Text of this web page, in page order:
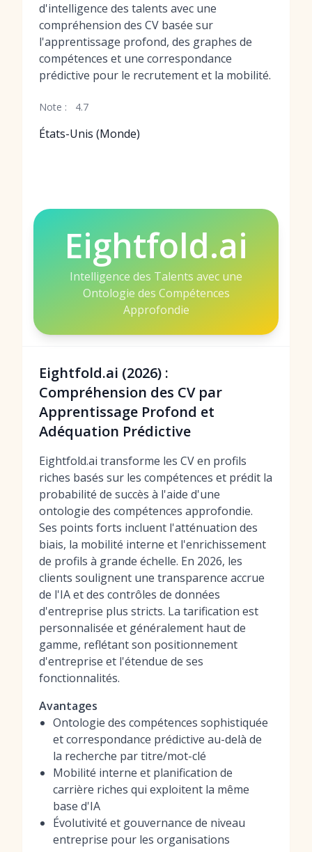
d'intelligence des talents avec une
compréhension des CV basée sur
l'apprentissage profond, des graphes de
compétences et une correspondance
prédictive pour le recrutement et la mobilité.
Note : 4.7
États-Unis (Monde)
Eightfold.ai
Intelligence des Talents avec une
Ontologie des Compétences
Approfondie
Eightfold.ai (2026) :
Compréhension des CV par
Apprentissage Profond et
Adéquation Prédictive
Eightfold.ai transforme les CV en profils
riches basés sur les compétences et prédit la
probabilité de succès à l'aide d'une
ontologie des compétences approfondie.
Ses points forts incluent l'atténuation des
biais, la mobilité interne et l'enrichissement
de profils à grande échelle. En 2026, les
clients soulignent une transparence accrue
de l'IA et des contrôles de données
d'entreprise plus stricts. La tarification est
personnalisée et généralement haut de
gamme, reflétant son positionnement
d'entreprise et l'étendue de ses
fonctionnalités.
Avantages
Ontologie des compétences sophistiquée
et correspondance prédictive au-delà de
la recherche par titre/mot-clé
Mobilité interne et planification de
carrière riches qui exploitent la même
base d'IA
Évolutivité et gouvernance de niveau
entreprise pour les organisations